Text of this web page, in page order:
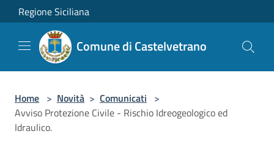
Salta al contenuto principale
Regione Siciliana
Comune di Castelvetrano
Home > Novità > Comunicati >
Avviso Protezione Civile - Rischio Idreogeologico ed
Idraulico.